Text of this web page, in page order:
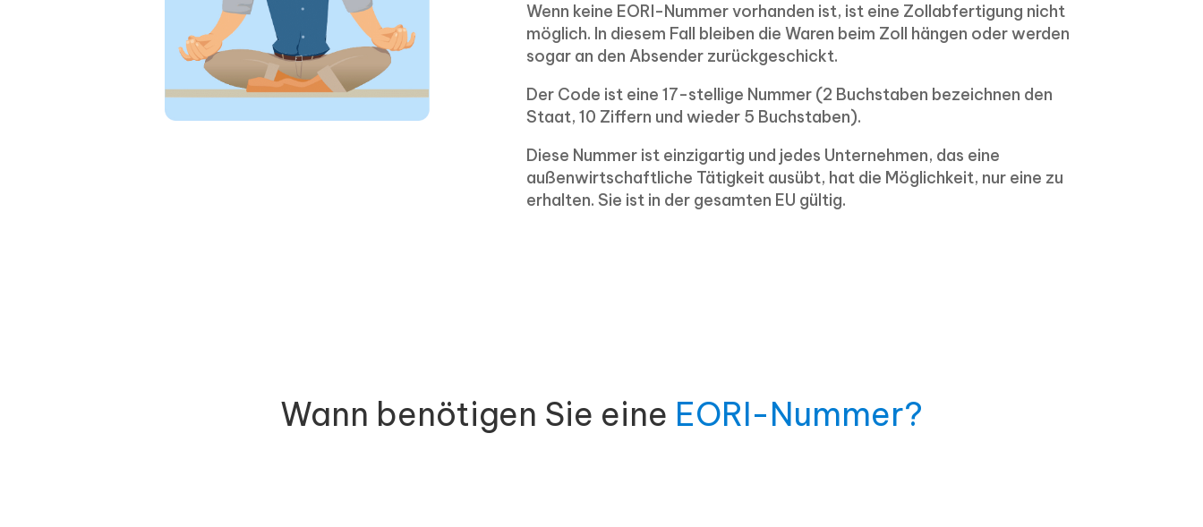
Wenn keine EORI-Nummer vorhanden ist, ist eine Zollabfertigung nicht
möglich. In diesem Fall bleiben die Waren beim Zoll hängen oder werden
sogar an den Absender zurückgeschickt.
Der Code ist eine 17-stellige Nummer (2 Buchstaben bezeichnen den
Staat, 10 Ziffern und wieder 5 Buchstaben).
Diese Nummer ist einzigartig und jedes Unternehmen, das eine
außenwirtschaftliche Tätigkeit ausübt, hat die Möglichkeit, nur eine zu
erhalten. Sie ist in der gesamten EU gültig.
Wann benötigen Sie eine EORI-Nummer?